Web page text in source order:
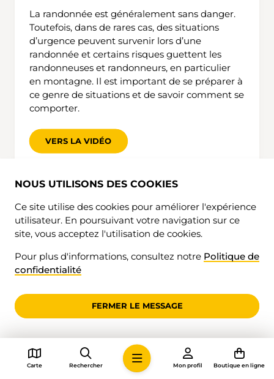
La randonnée est généralement sans danger.
Toutefois, dans de rares cas, des situations
d’urgence peuvent survenir lors d’une
randonnée et certains risques guettent les
randonneuses et randonneurs, en particulier
en montagne. Il est important de se préparer à
ce genre de situations et de savoir comment se
comporter.
VERS LA VIDÉO
NOUS UTILISONS DES COOKIES
Ce site utilise des cookies pour améliorer l'expérience
utilisateur. En poursuivant votre navigation sur ce
site, vous acceptez l'utilisation de cookies.
Pour plus d'informations, consultez notre Politique de
confidentialité
FERMER LE MESSAGE
Carte Rechercher Mon profil Boutique en ligne